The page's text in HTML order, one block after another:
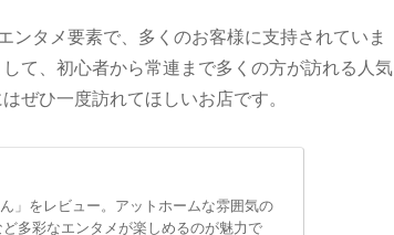
ンタメ要素で、多くのお客様に支持されていま
て、初心者から常連まで多くの方が訪れる人気
ぜひ一度訪れてほしいお店です。
」をレビュー。アットホームな雰囲気の
多彩なエンタメが楽しめるのが魅力で